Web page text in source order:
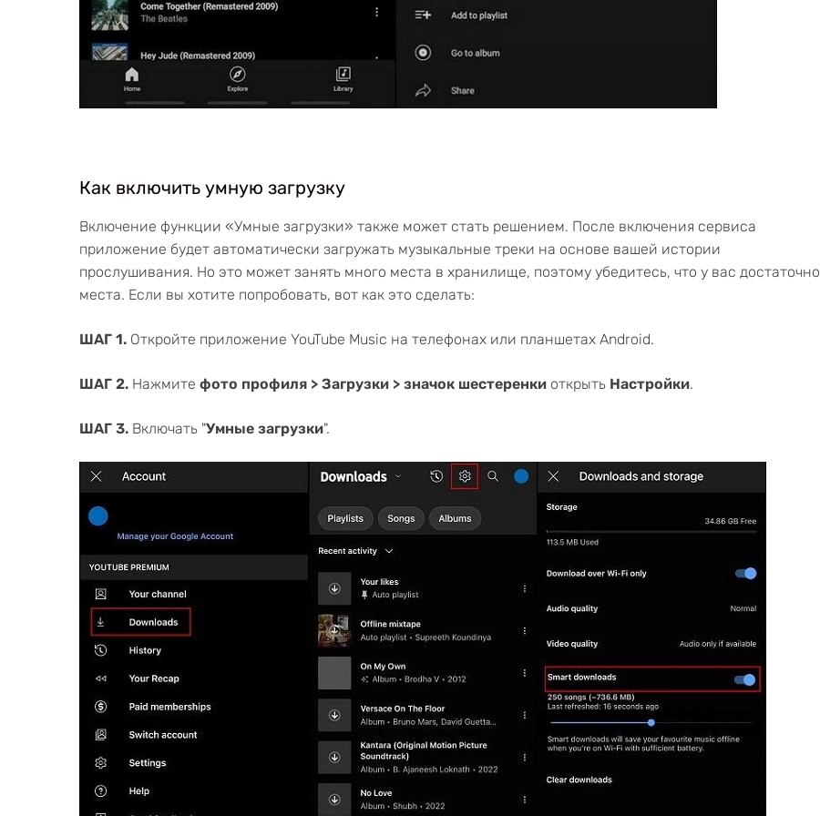
Как включить умную загрузку
Включение функции «Умные загрузки» также может стать решением. После включения сервиса
приложение будет автоматически загружать музыкальные треки на основе вашей истории
прослушивания. Но это может занять много места в хранилище, поэтому убедитесь, что у вас достаточно
места. Если вы хотите попробовать, вот как это сделать:
ШАГ 1. Откройте приложение YouTube Music на телефонах или планшетах Android.
ШАГ 2. Нажмите фото профиля > Загрузки > значок шестеренки открыть Настройки.
ШАГ 3. Включать "Умные загрузки".